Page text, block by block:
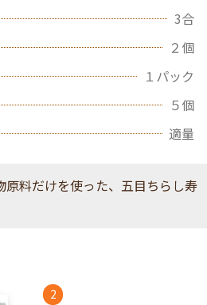
3合
２個
１パック
５個
適量
料だけを使った、五目ちらし寿